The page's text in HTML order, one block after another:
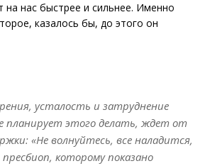
на нас быстрее и сильнее. Именно
казалось бы, до этого он
усталость и затруднение
планирует этого делать, ждет от
«Не волнуйтесь, все наладится,
которому показано